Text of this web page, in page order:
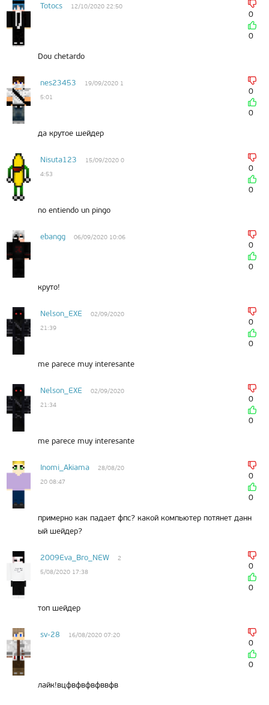
Totocs 12/10/2020 22:50
0
0
Dou chetardo
nes23453
19/09/2020 1
5:01
0
0
да крутое шейдер
Nisuta123
15/09/2020 0
4:53
0
0
no entiendo un pingo
ebangg 06/09/2020 10:06
0
0
круто!
Nelson_EXE
02/09/2020
21:39
0
0
me parece muy interesante
Nelson_EXE
02/09/2020
21:34
0
0
me parece muy interesante
Inomi_Akiama
28/08/20
20 08:47
0
0
примерно как падает фпс? какой компьютер потянет данн
ый шейдер?
2009Eva_Bro_NEW
2
5/08/2020 17:38
0
0
топ шейдер
sv-28 16/08/2020 07:20
0
0
лайк!вцфвфвфвфввфв